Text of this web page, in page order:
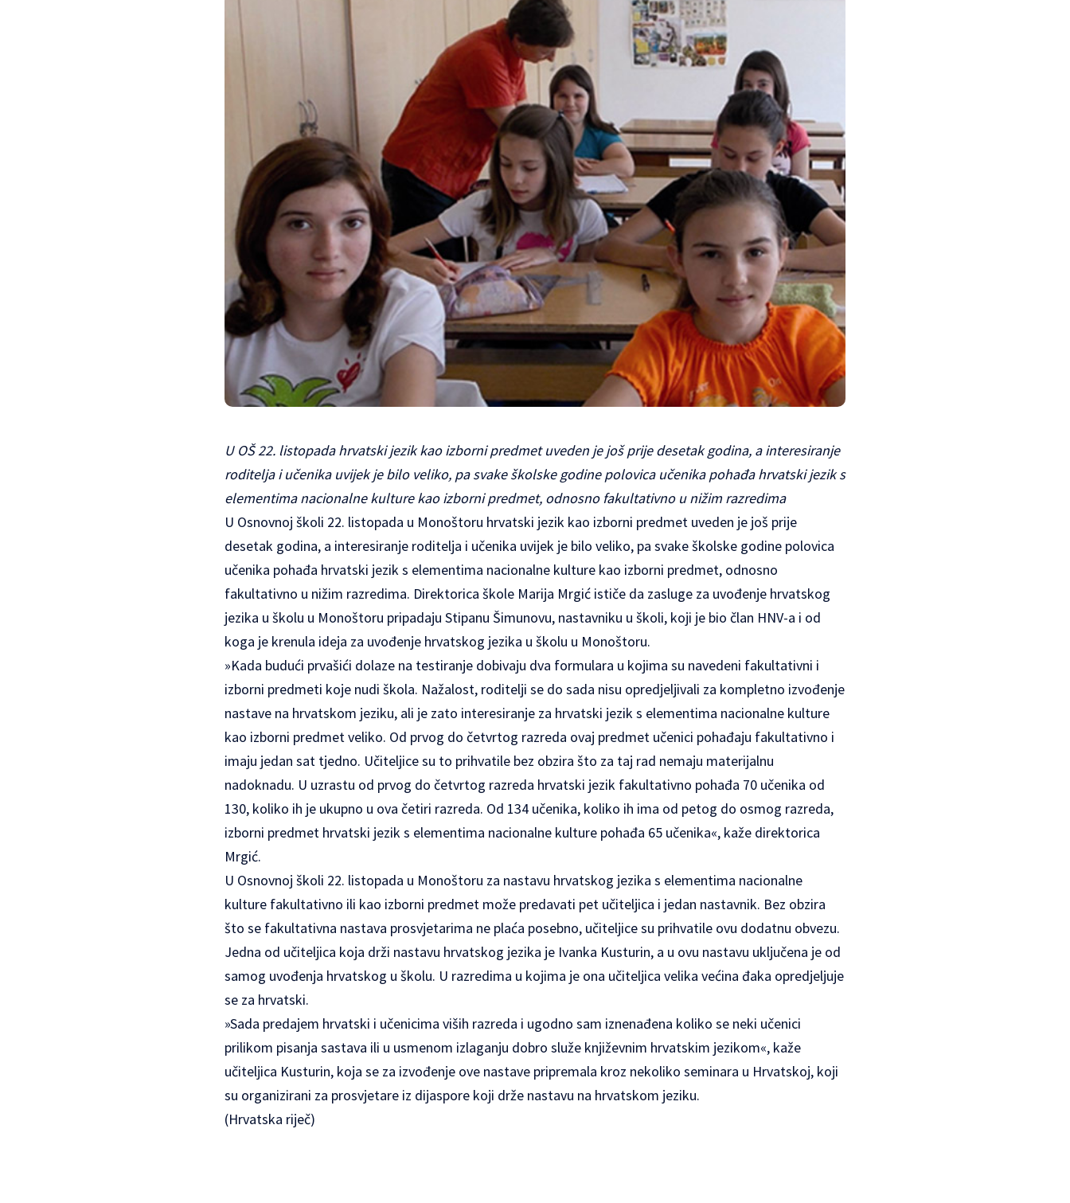
U OŠ 22. listopada hrvatski jezik kao izborni predmet uveden je još prije desetak godina, a interesiranje
roditelja i učenika uvijek je bilo veliko, pa svake školske godine polovica učenika pohađa hrvatski jezik s
elementima nacionalne kulture kao izborni predmet, odnosno fakultativno u nižim razredima
U Osnovnoj školi 22. listopada u Monoštoru hrvatski jezik kao izborni predmet uveden je još prije
desetak godina, a interesiranje roditelja i učenika uvijek je bilo veliko, pa svake školske godine polovica
učenika pohađa hrvatski jezik s elementima nacionalne kulture kao izborni predmet, odnosno
fakultativno u nižim razredima. Direktorica škole Marija Mrgić ističe da zasluge za uvođenje hrvatskog
jezika u školu u Monoštoru pripadaju Stipanu Šimunovu, nastavniku u školi, koji je bio član HNV-a i od
koga je krenula ideja za uvođenje hrvatskog jezika u školu u Monoštoru.
»Kada budući prvašići dolaze na testiranje dobivaju dva formulara u kojima su navedeni fakultativni i
izborni predmeti koje nudi škola. Nažalost, roditelji se do sada nisu opredjeljivali za kompletno izvođenje
nastave na hrvatskom jeziku, ali je zato interesiranje za hrvatski jezik s elementima nacionalne kulture
kao izborni predmet veliko. Od prvog do četvrtog razreda ovaj predmet učenici pohađaju fakultativno i
imaju jedan sat tjedno. Učiteljice su to prihvatile bez obzira što za taj rad nemaju materijalnu
nadoknadu. U uzrastu od prvog do četvrtog razreda hrvatski jezik fakultativno pohađa 70 učenika od
130, koliko ih je ukupno u ova četiri razreda. Od 134 učenika, koliko ih ima od petog do osmog razreda,
izborni predmet hrvatski jezik s elementima nacionalne kulture pohađa 65 učenika«, kaže direktorica
Mrgić.
U Osnovnoj školi 22. listopada u Monoštoru za nastavu hrvatskog jezika s elementima nacionalne
kulture fakultativno ili kao izborni predmet može predavati pet učiteljica i jedan nastavnik. Bez obzira
što se fakultativna nastava prosvjetarima ne plaća posebno, učiteljice su prihvatile ovu dodatnu obvezu.
Jedna od učiteljica koja drži nastavu hrvatskog jezika je Ivanka Kusturin, a u ovu nastavu uključena je od
samog uvođenja hrvatskog u školu. U razredima u kojima je ona učiteljica velika većina đaka opredjeljuje
se za hrvatski.
»Sada predajem hrvatski i učenicima viših razreda i ugodno sam iznenađena koliko se neki učenici
prilikom pisanja sastava ili u usmenom izlaganju dobro služe književnim hrvatskim jezikom«, kaže
učiteljica Kusturin, koja se za izvođenje ove nastave pripremala kroz nekoliko seminara u Hrvatskoj, koji
su organizirani za prosvjetare iz dijaspore koji drže nastavu na hrvatskom jeziku.
(Hrvatska riječ)